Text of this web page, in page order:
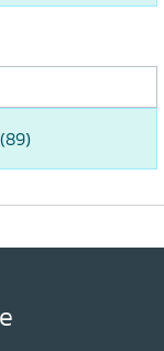
89)